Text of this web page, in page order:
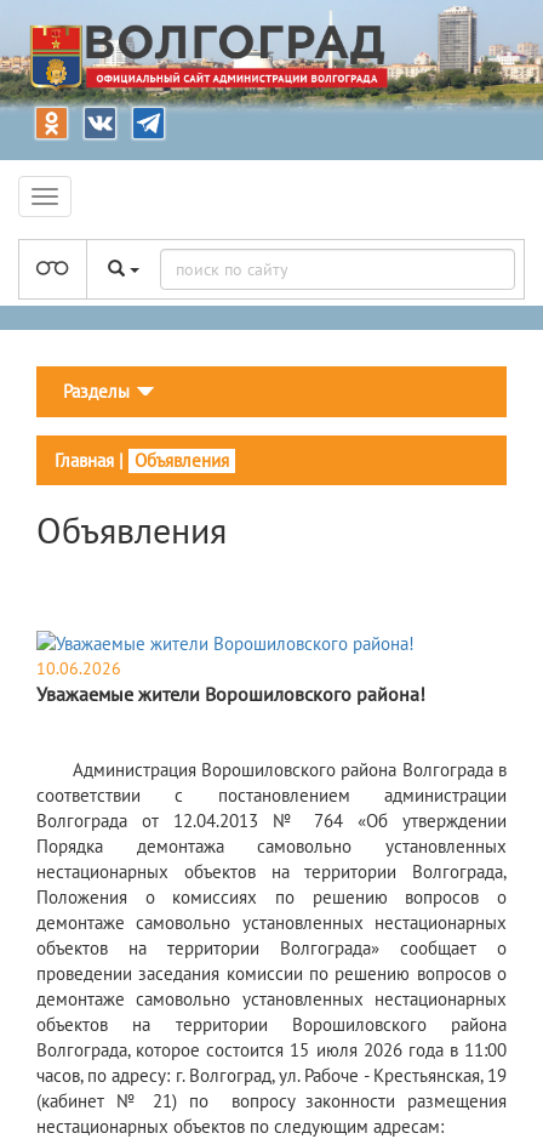
Разделы
Главная | Объявления
Объявления
10.06.2026
Уважаемые жители Ворошиловского района!
Администрация Ворошиловского района Волгограда в
соответствии с постановлением администрации
Волгограда от 12.04.2013 № 764 «Об утверждении
Порядка демонтажа самовольно установленных
нестационарных объектов на территории Волгограда,
Положения о комиссиях по решению вопросов о
демонтаже самовольно установленных нестационарных
объектов на территории Волгограда» сообщает о
проведении заседания комиссии по решению вопросов о
демонтаже самовольно установленных нестационарных
объектов на территории Ворошиловского района
Волгограда, которое состоится 15 июля 2026 года в 11:00
часов, по адресу: г. Волгоград, ул. Рабоче - Крестьянская, 19
(кабинет № 21) по вопросу законности размещения
нестационарных объектов по следующим адресам: